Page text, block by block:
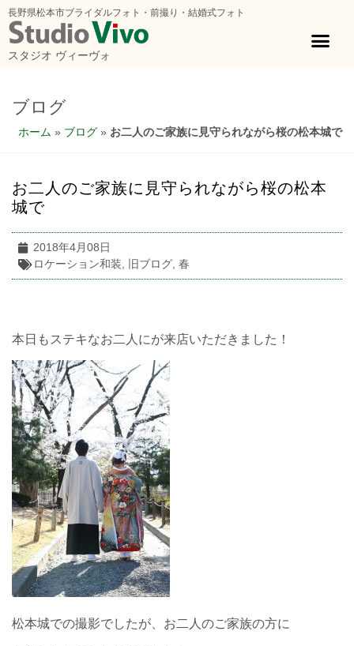
長野県松本市ブライダルフォト・前撮り・結婚式フォト
スタジオ ヴィーヴォ
ブログ
ホーム » ブログ » お二人のご家族に見守られながら桜の松本城で
お二人のご家族に見守られながら桜の松本
城で
2018年4月08日
ロケーション和装
旧ブログ 春
本日もステキなお二人にが来店いただきました！
松本城での撮影でしたが、お二人のご家族の方に